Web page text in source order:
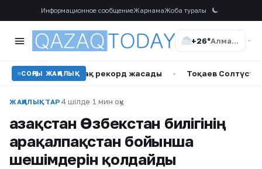
Информационное сообщениеЖарнамаЖоба туралы
+26° Алматы
СОҢҒЫ ЖАҢАЛЫҚ
күні-ақ рекорд жасады • Тоқаев Солтүстік
ЖАҢАЛЫҚТАР 4 шілде·1 мин оқу
Қазақстан Өзбекстан билігінің
Қарақалпақстан бойынша
шешімдерін қолдайды